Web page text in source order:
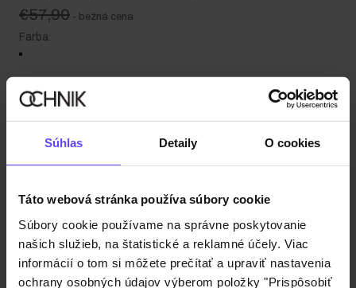
Súhlas Detaily O cookies
Táto webová stránka používa súbory cookie
Súbory cookie používame na správne poskytovanie
našich služieb, na štatistické a reklamné účely. Viac
informácií o tom si môžete prečítať a upraviť nastavenia
ochrany osobných údajov výberom položky "Prispôsobiť
€57,90 - bežná cena
Farba:
Tabuľka veľkostí
Popis produktu
Detaily